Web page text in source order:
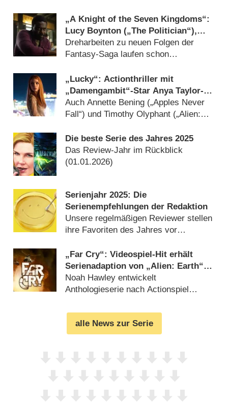
„A Knight of the Seven Kingdoms“:
Lucy Boynton („The Politician“),
Babou Ceesay („Alien: Earth“) und
Peter Mullan („The Witcher“) für
Dreharbeiten zu neuen Folgen der
Fantasy-Saga laufen schon
„Lucky“: Actionthriller mit
„Damengambit“-Star Anya Taylor-
Joy findet Starttermin
Auch Annette Bening („Apples Never
Fall“) und Timothy Olyphant („Alien:
Die beste Serie des Jahres 2025
Das Review-Jahr im Rückblick
(01.01.2026)
Serienjahr 2025: Die
Serienempfehlungen der Redaktion
Unsere regelmäßigen Reviewer stellen
ihre Favoriten des Jahres vor
„Far Cry“: Videospiel-Hit erhält
Serienadaption von „Alien: Earth“-
Macher
Noah Hawley entwickelt
Anthologieserie nach Actionspiel
alle News zur Serie